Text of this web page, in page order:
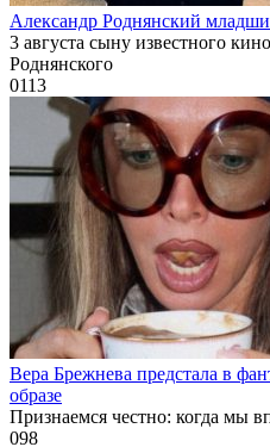
Александр Роднянский
3 августа сыну известного
Роднянского
0113
Вера Брежнева предстала в
образе
Признаемся честно: когда мы
098